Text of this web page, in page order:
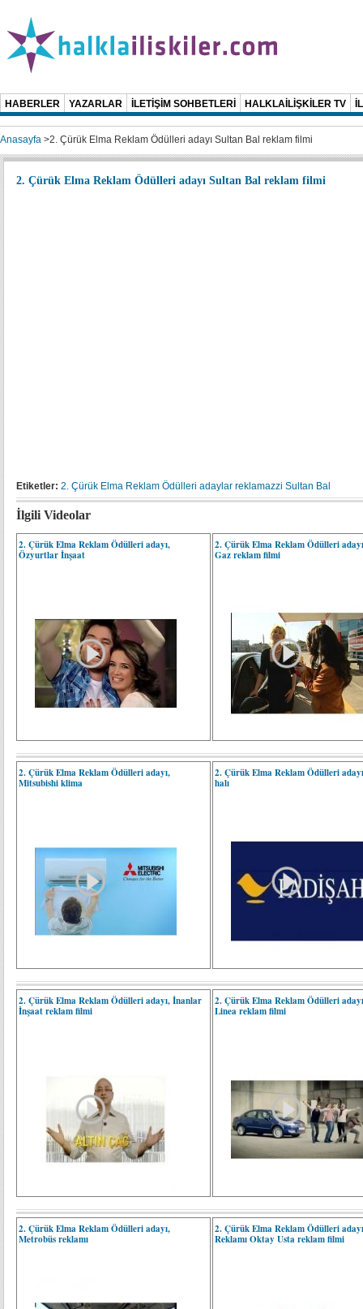
HABERLER YAZARLAR İLETİŞİM SOHBETLERİ HALKLAİLİŞKİLER TV
Anasayfa >2. Çürük Elma Reklam Ödülleri adayı Sultan Bal reklam filmi
2. Çürük Elma Reklam Ödülleri adayı Sultan Bal reklam filmi
Etiketler: 2. Çürük Elma Reklam Ödülleri adaylar reklamazzi Sultan Bal
İlgili Videolar
2. Çürük Elma Reklam Ödülleri adayı,
Özyurtlar İnşaat
2. Çürük Elma Reklam Ödülleri
Gaz reklam filmi
2. Çürük Elma Reklam Ödülleri adayı,
Mitsubishi klima
2. Çürük Elma Reklam Ödülleri
halı
2. Çürük Elma Reklam Ödülleri adayı, İnanlar
İnşaat reklam filmi
2. Çürük Elma Reklam Ödülleri
Linea reklam filmi
2. Çürük Elma Reklam Ödülleri adayı,
Metrobüs reklamı
2. Çürük Elma Reklam Ödülleri
Reklamı Oktay Usta reklam filmi